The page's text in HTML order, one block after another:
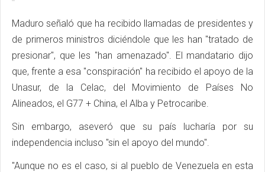
Maduro señaló que ha recibido llamadas de presidentes y
de primeros ministros diciéndole que les han "tratado de
presionar", que les "han amenazado". El mandatario dijo
que, frente a esa "conspiración" ha recibido el apoyo de la
Unasur, de la Celac, del Movimiento de Países No
Alineados, el G77 + China, el Alba y Petrocaribe.
Sin embargo, aseveró que su país lucharía por su
independencia incluso "sin el apoyo del mundo".
"Aunque no es el caso, si al pueblo de Venezuela en esta